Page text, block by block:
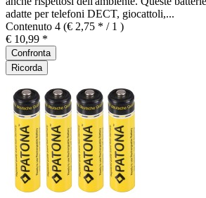
adatte per telefoni DECT, giocattoli,...
Contenuto 4 (€ 2,75 * / 1 )
€ 10,99 *
Confronta
Ricorda